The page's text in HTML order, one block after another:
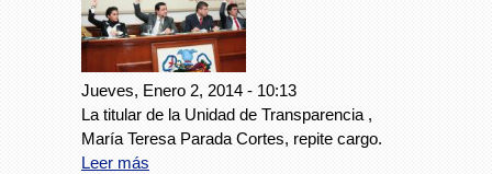
Jueves, Enero 2, 2014 - 10:13
La titular de la Unidad de Transparencia ,
María Teresa Parada Cortes, repite cargo.
Leer más